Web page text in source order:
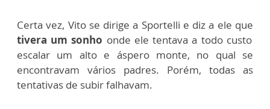
Certa vez, Vito se dirige a Sportelli e diz a ele que
tivera um sonho onde ele tentava a todo custo
escalar um alto e áspero monte, no qual se
encontravam vários padres. Porém, todas as
tentativas de subir falhavam.